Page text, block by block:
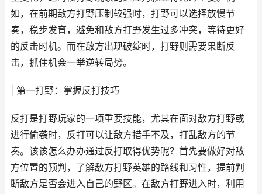
如，在前期敌方打野压制较强时，打野可以选择放慢节
奏，稳步发育，避免和敌方打野发生过多冲突，等待更好
的反击时机。而在敌方出现破绽时，打野则需要果断反
击，抓住机会一举逆转局势。
| 第一打野：掌握反打技巧
反打是打野玩家的一项重要技能，尤其在面对敌方打野或
进行偷袭时，反打可以让敌方措手不及，打乱敌方的节
奏。该该怎么办办通过反打取得优势呢？首先要做好对敌
方位置的预判，了解敌方打野英雄的路线和习性，提前判
断敌方是否会进入自己的野区。在敌方打野进入时，利用